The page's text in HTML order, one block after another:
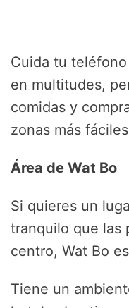
Cuida tu
en multitudes,
comidas y
zonas más
Área de Wat Bo
Si quieres un
tranquilo que las
centro, Wat Bo
Tiene un